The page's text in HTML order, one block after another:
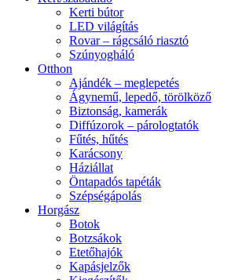
Kerti bútor
LED világítás
Rovar – rágcsáló riasztó
Szúnyogháló
Otthon
Ajándék – meglepetés
Ágynemű, lepedő, törölköző
Biztonság, kamerák
Diffúzorok – párologtatók
Fűtés, hűtés
Karácsony
Háziállat
Öntapadós tapéták
Szépségápolás
Horgász
Botok
Botzsákok
Etetőhajók
Kapásjelzők